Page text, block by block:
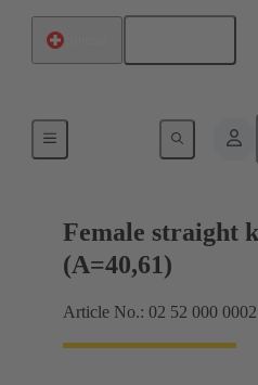
Raccordement carte mère
Female straight
(A=40,61)
Article No.: 02 52 000 0002